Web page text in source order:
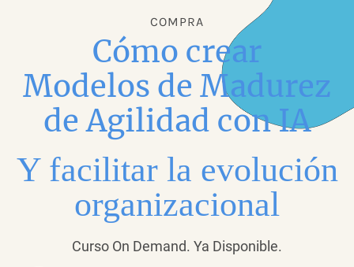
COMPRA
Cómo crear
Modelos de Madurez
de Agilidad con IA
Y facilitar la evolución
organizacional
Curso On Demand. Ya Disponible.